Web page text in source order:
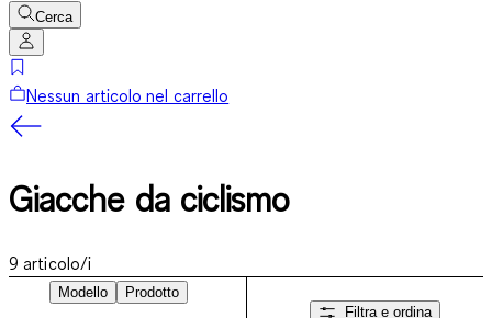
Cerca
Nessun articolo nel carrello
Giacche da ciclismo
9 articolo/i
Modello
Prodotto
Filtra e ordina